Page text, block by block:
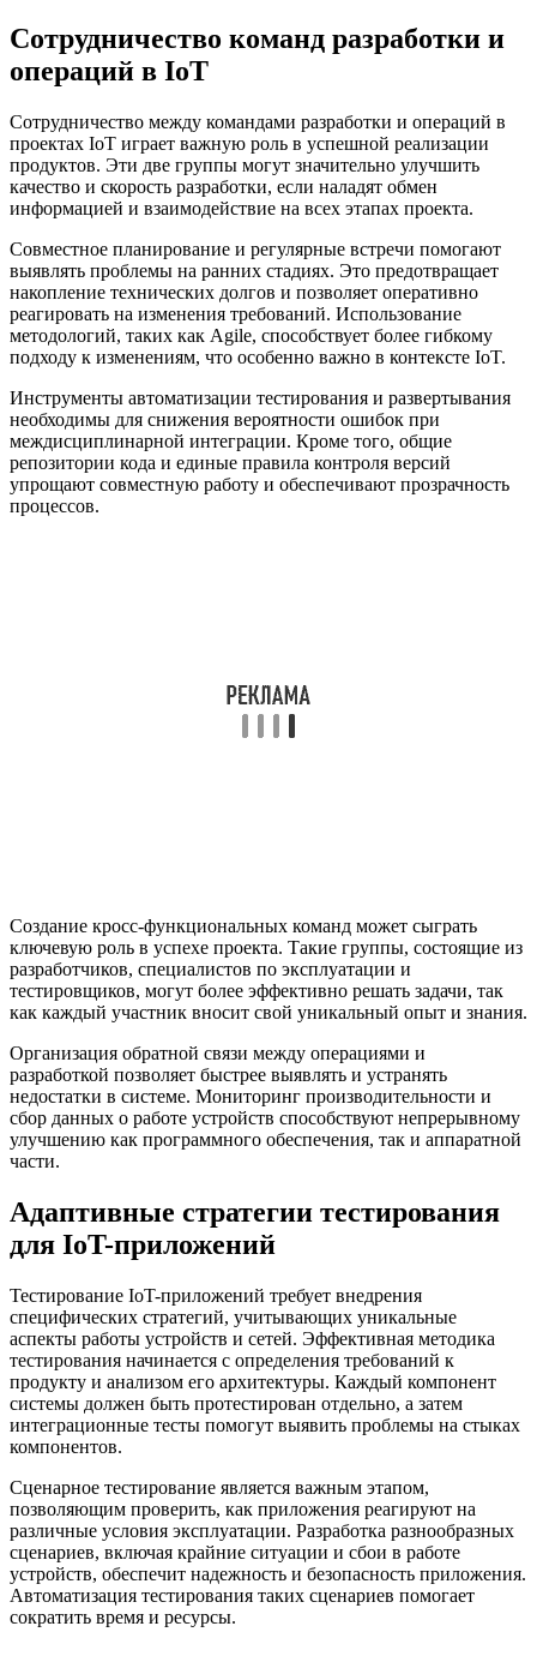
Сотрудничество команд разработки и
операций в IoT
Сотрудничество между командами разработки и операций в
проектах IoT играет важную роль в успешной реализации
продуктов. Эти две группы могут значительно улучшить
качество и скорость разработки, если наладят обмен
информацией и взаимодействие на всех этапах проекта.
Совместное планирование и регулярные встречи помогают
выявлять проблемы на ранних стадиях. Это предотвращает
накопление технических долгов и позволяет оперативно
реагировать на изменения требований. Использование
методологий, таких как Agile, способствует более гибкому
подходу к изменениям, что особенно важно в контексте IoT.
Инструменты автоматизации тестирования и развертывания
необходимы для снижения вероятности ошибок при
междисциплинарной интеграции. Кроме того, общие
репозитории кода и единые правила контроля версий
упрощают совместную работу и обеспечивают прозрачность
процессов.
Создание кросс-функциональных команд может сыграть
ключевую роль в успехе проекта. Такие группы, состоящие из
разработчиков, специалистов по эксплуатации и
тестировщиков, могут более эффективно решать задачи, так
как каждый участник вносит свой уникальный опыт и знания.
Организация обратной связи между операциями и
разработкой позволяет быстрее выявлять и устранять
недостатки в системе. Мониторинг производительности и
сбор данных о работе устройств способствуют непрерывному
улучшению как программного обеспечения, так и аппаратной
части.
Адаптивные стратегии тестирования
для IoT-приложений
Тестирование IoT-приложений требует внедрения
специфических стратегий, учитывающих уникальные
аспекты работы устройств и сетей. Эффективная методика
тестирования начинается с определения требований к
продукту и анализом его архитектуры. Каждый компонент
системы должен быть протестирован отдельно, а затем
интеграционные тесты помогут выявить проблемы на стыках
компонентов.
Сценарное тестирование является важным этапом,
позволяющим проверить, как приложения реагируют на
различные условия эксплуатации. Разработка разнообразных
сценариев, включая крайние ситуации и сбои в работе
устройств, обеспечит надежность и безопасность приложения.
Автоматизация тестирования таких сценариев помогает
сократить время и ресурсы.